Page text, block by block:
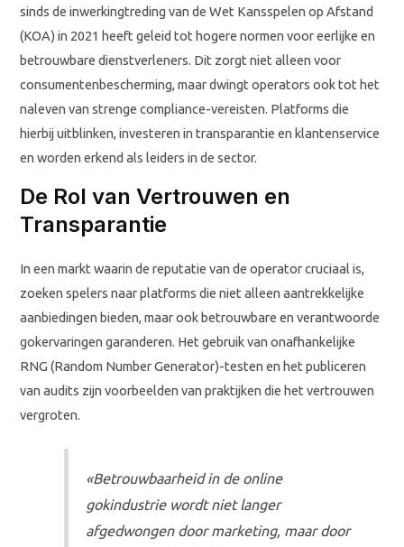
sinds de inwerkingtreding van de Wet Kansspelen op Afstand
(KOA) in 2021 heeft geleid tot hogere normen voor eerlijke en
betrouwbare dienstverleners. Dit zorgt niet alleen voor
consumentenbescherming, maar dwingt operators ook tot het
naleven van strenge compliance-vereisten. Platforms die
hierbij uitblinken, investeren in transparantie en klantenservice
en worden erkend als leiders in de sector.
De Rol van Vertrouwen en
Transparantie
In een markt waarin de reputatie van de operator cruciaal is,
zoeken spelers naar platforms die niet alleen aantrekkelijke
aanbiedingen bieden, maar ook betrouwbare en verantwoorde
gokervaringen garanderen. Het gebruik van onafhankelijke
RNG (Random Number Generator)-testen en het publiceren
van audits zijn voorbeelden van praktijken die het vertrouwen
vergroten.
«Betrouwbaarheid in de online
gokindustrie wordt niet langer
afgedwongen door marketing, maar door